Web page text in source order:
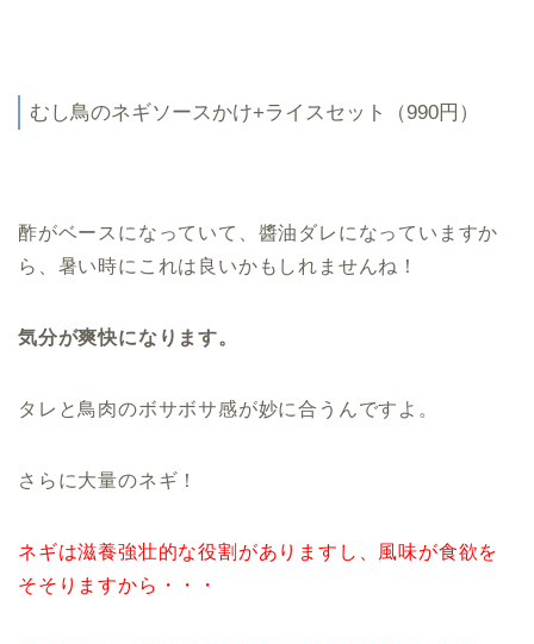
むし鳥のネギソースかけ+ライスセット（990円）
酢がベースになっていて、醬油ダレになっていますか
ら、暑い時にこれは良いかもしれませんね！
気分が爽快になります。
タレと鳥肉のボサボサ感が妙に合うんですよ。
さらに大量のネギ！
ネギは滋養強壮的な役割がありますし、風味が食欲を
そそりますから・・・